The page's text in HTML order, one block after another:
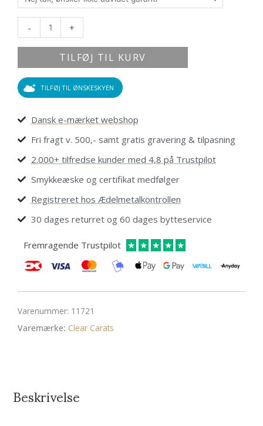
-
antal
+
TILFØJ TIL KURV
TILFØJ TIL ØNSKESKYEN
Dansk e-mærket webshop
Fri fragt v. 500,- samt gratis gravering & tilpasning
2.000+ tilfredse kunder med 4,8 på Trustpilot
Smykkeæske og certifikat medfølger
Registreret hos Ædelmetalkontrollen
30 dages returret og 60 dages bytteservice
Fremragende Trustpilot ★ ★ ★ ★ ★
Varenummer: 11721
Varemærke: Clear Carats
Beskrivelse